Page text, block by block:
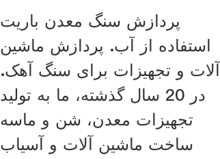
پردازش سنگ معدن باریت
استفاده از آب. پردازش ماشین
آلات و تجهیزات برای سنگ آهک.
در 20 سال گذشته، ما به تولید
تجهیزات معدن، شن و ماسه
ساخت ماشین آلات و آسیاب